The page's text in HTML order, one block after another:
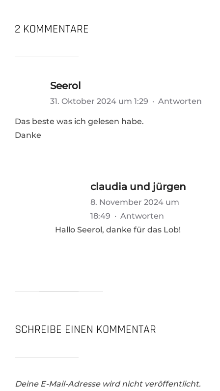
2 KOMMENTARE
Seerol
31. Oktober 2024 um 1:29 · Antworten
Das beste was ich gelesen habe.
Danke
claudia und jürgen
8. November 2024 um
18:49 · Antworten
Hallo Seerol, danke für das Lob!
SCHREIBE EINEN KOMMENTAR
Deine E-Mail-Adresse wird nicht veröffentlicht.